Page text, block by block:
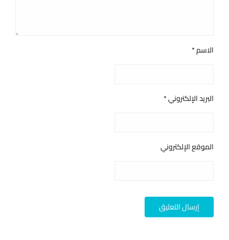
الاسم*
البريد الإلكتروني*
الموقع الإلكتروني